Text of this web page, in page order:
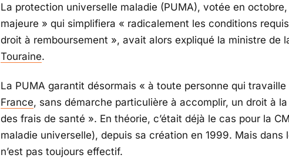
La protection universelle maladie (PUMA), votée en
majeure » qui simplifiera « radicalement les conditions
droit à remboursement », avait alors expliqué la ministre de
Touraine.
La PUMA garantit désormais « à toute personne qui travaille
France, sans démarche particulière à accomplir, un droit à
des frais de santé ». En théorie, c’était déjà le cas pour la
maladie universelle), depuis sa création en 1999. Mais dans
n’est pas toujours effectif.